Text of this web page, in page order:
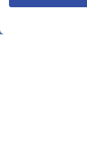
© VBL 2026